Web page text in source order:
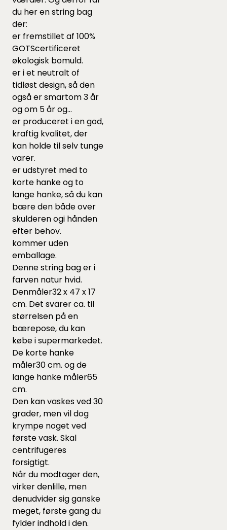
du her en string bag
der:
er fremstillet af 100%
GOTScertificeret
økologisk bomuld.
er i et neutralt of
tidløst design, så den
også er smartom 3 år
og om 5 år og...
er produceret i en god,
kraftig kvalitet, der
kan holde til selv tunge
varer.
er udstyret med to
korte hanke og to
lange hanke, så du kan
bære den både over
skulderen ogi hånden
efter behov.
kommer uden
emballage.
Denne string bag er i
farven natur hvid.
Denmåler32 x 47 x 17
cm. Det svarer ca. til
størrelsen på en
bærepose, du kan
købe i supermarkedet.
De korte hanke
måler30 cm. og de
lange hanke måler65
cm.
Den kan vaskes ved 30
grader, men vil dog
krympe noget ved
første vask. Skal
centrifugeres
forsigtigt.
Når du modtager den,
virker denlille, men
denudvider sig ganske
meget, første gang du
fylder indhold i den.